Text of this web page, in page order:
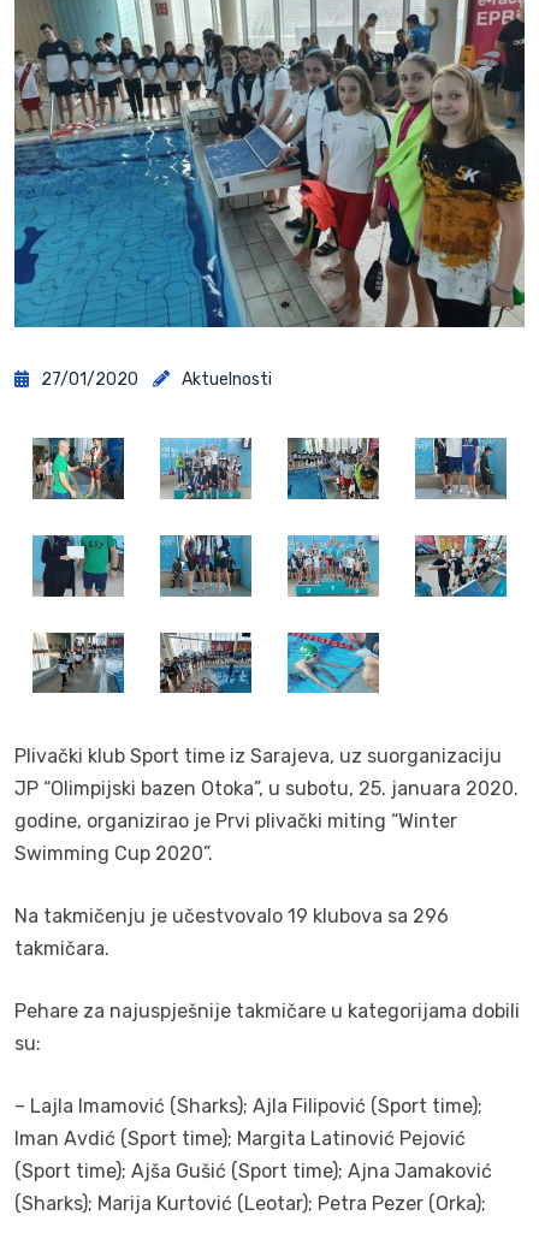
27/01/2020 Aktuelnosti
Plivački klub Sport time iz Sarajeva, uz suorganizaciju
JP “Olimpijski bazen Otoka”, u subotu, 25. januara 2020.
godine, organizirao je Prvi plivački miting “Winter
Swimming Cup 2020”.
Na takmičenju je učestvovalo 19 klubova sa 296
takmičara.
Pehare za najuspješnije takmičare u kategorijama dobili
su:
– Lajla Imamović (Sharks); Ajla Filipović (Sport time);
Iman Avdić (Sport time); Margita Latinović Pejović
(Sport time); Ajša Gušić (Sport time); Ajna Jamaković
(Sharks); Marija Kurtović (Leotar); Petra Pezer (Orka);